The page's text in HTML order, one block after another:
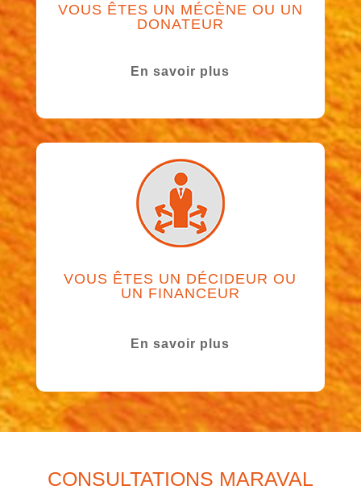
VOUS ÊTES UN MÉCÈNE OU UN
DONATEUR
En savoir plus
VOUS ÊTES UN DÉCIDEUR OU
UN FINANCEUR
En savoir plus
CONSULTATIONS MARAVAL